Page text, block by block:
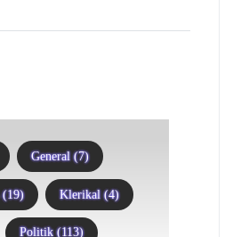
General (7)
(19) Klerikal (4)
Politik (113)